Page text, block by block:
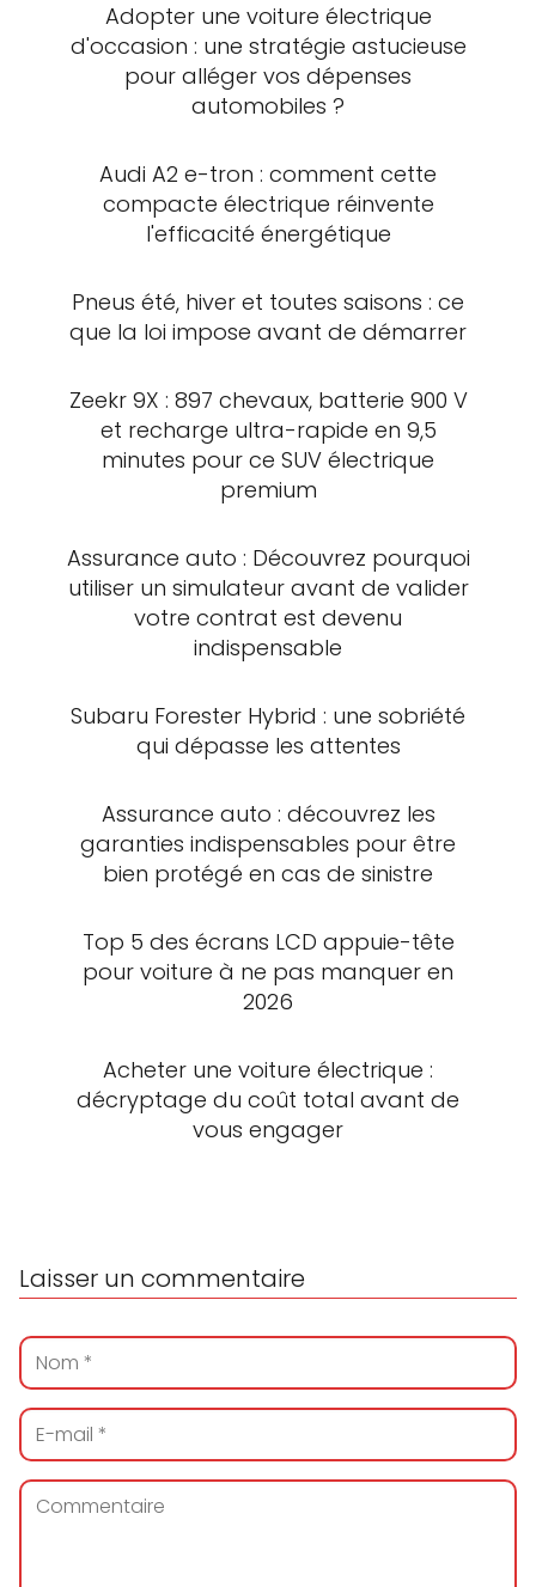
Adopter une voiture électrique
d'occasion : une stratégie astucieuse
pour alléger vos dépenses
automobiles ?
Audi A2 e-tron : comment cette
compacte électrique réinvente
l'efficacité énergétique
Pneus été, hiver et toutes saisons : ce
que la loi impose avant de démarrer
Zeekr 9X : 897 chevaux, batterie 900 V
et recharge ultra-rapide en 9,5
minutes pour ce SUV électrique
premium
Assurance auto : Découvrez pourquoi
utiliser un simulateur avant de valider
votre contrat est devenu
indispensable
Subaru Forester Hybrid : une sobriété
qui dépasse les attentes
Assurance auto : découvrez les
garanties indispensables pour être
bien protégé en cas de sinistre
Top 5 des écrans LCD appuie-tête
pour voiture à ne pas manquer en
2026
Acheter une voiture électrique :
décryptage du coût total avant de
vous engager
Laisser un commentaire